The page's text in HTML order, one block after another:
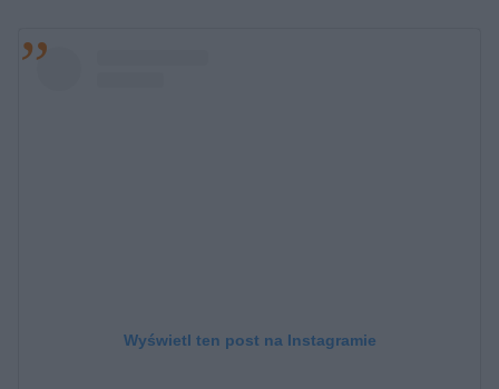
Wyświetl ten post na Instagramie